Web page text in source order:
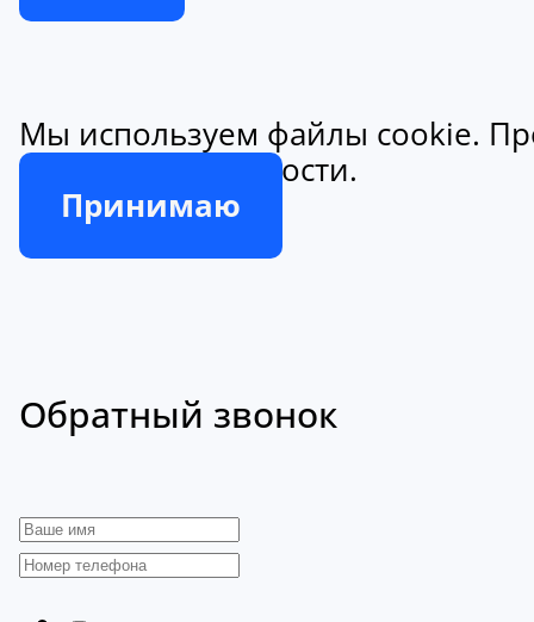
Мы используем файлы cookie.
конфиденциальности.
Принимаю
Обратный звонок